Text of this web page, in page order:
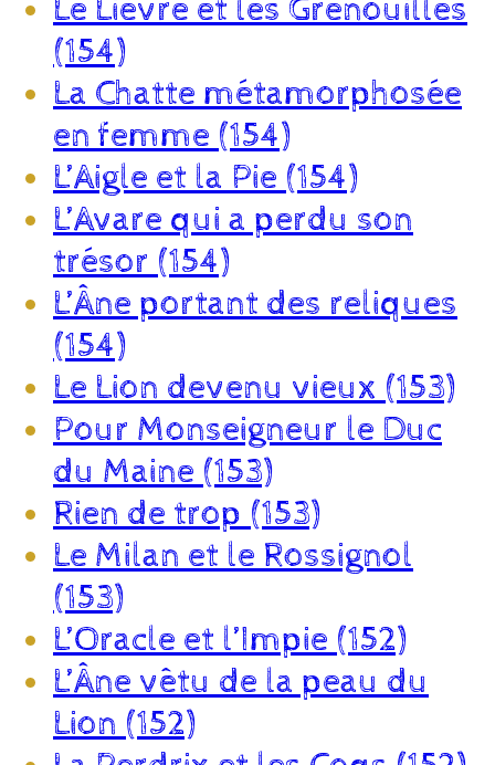
Le Lièvre et les Grenouilles
(154)
La Chatte métamorphosée
en femme (154)
L’Aigle et la Pie (154)
L’Avare qui a perdu son
trésor (154)
L’Âne portant des reliques
(154)
Le Lion devenu vieux (153)
Pour Monseigneur le Duc
du Maine (153)
Rien de trop (153)
Le Milan et le Rossignol
(153)
L’Oracle et l’Impie (152)
L’Âne vêtu de la peau du
Lion (152)